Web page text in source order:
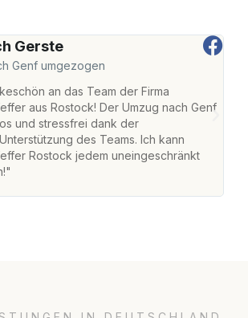
Gerste
Genf umgezogen
an das Team der Firma
aus Rostock! Der Umzug nach Genf
und stressfrei dank der
des Teams. Ich kann
Rostock jedem uneingeschränkt